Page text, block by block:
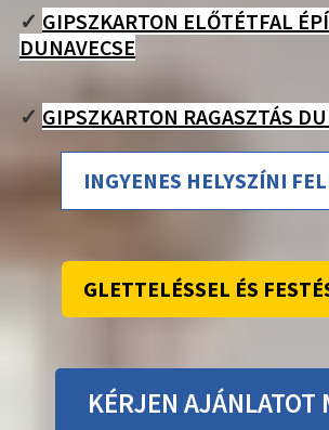
✓ GIPSZKARTON ELŐTÉTFAL
DUNAVECSE
✓ GIPSZKARTON RAGASZTÁS
INGYENES HELYSZÍNI
GLETTELÉSSEL ÉS
KÉRJEN AJÁNLATOT